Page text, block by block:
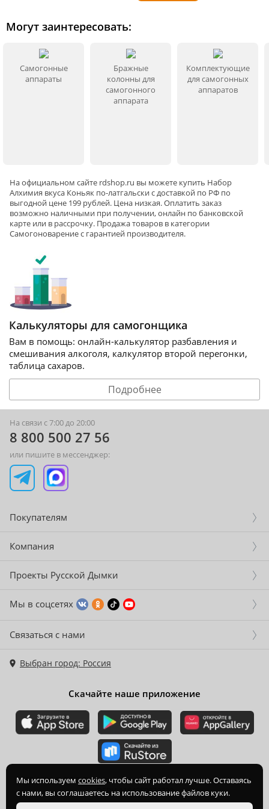
Достать мешочек с ингредиентами, отжать.
Добавить в настойку 20 г декстрозы для
смягчения вкуса.
Готовый напиток разлить по бутылям и убрать
в холодильник на 3-5 дней для стабилизации
Могут заинтересовать:
Самогонные
аппараты
Бражные
колонны для
самогонного
аппарата
Комплектующие
для самогонных
аппаратов
На официальном сайте rdshop.ru вы можете купить Набор
Алхимия вкуса Коньяк по-латгальски с доставкой по РФ по
выгодной цене 199 рублей. Цена низкая. Оплатить заказ
возможно наличными при получении, онлайн по банковской
карте или в рассрочку. Продажа товаров в категории
Самогоноварениес гарантией производителя.
Калькуляторы для самогонщика
Вам в помощь: онлайн-калькулятор разбавления и
смешивания алкоголя, калкулятор второй перегонки,
таблица сахаров.
Подробнее
Мы используем cookies, чтобы сайт работал лучше. Оставаясь
с нами, вы соглашаетесь на использование файлов куки.
На связи с 7:00 до 20:00
8 800 500 27 56
или пишите в мессенджер:
Покупателям
Компания
Проекты Русской Дымки
Мы в соцсетях
Связаться с нами
Выбран город: Россия
Скачайте наше приложение
2015-2026© ООО Торгово-производственная компания Ханхи,
ОГРН 1164350070720